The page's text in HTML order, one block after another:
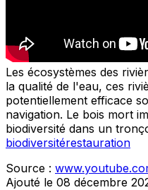
Les écosystèmes des
la qualité de l'eau, ces
potentiellement efficace
navigation. Le bois mort
biodiversité dans un
biodiversitérestauration
Source :
Ajouté le 08 décembre